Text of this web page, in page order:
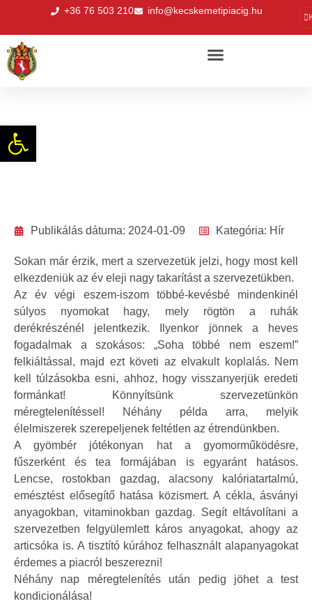
Eszköztár megnyitása
+36 76 503 210 info@kecskemetipiacig.hu
Publikálás dátuma: 2024-01-09 Kategória: Hír
Sokan már érzik, mert a szervezetük jelzi, hogy most kell
elkezdeniük az év eleji nagy takarítást a szervezetükben.
Az év végi eszem-iszom többé-kevésbé mindenkinél
súlyos nyomokat hagy, mely rögtön a ruhák
derékrészénél jelentkezik. Ilyenkor jönnek a heves
fogadalmak a szokásos: „Soha többé nem eszem!”
felkiáltással, majd ezt követi az elvakult koplalás. Nem
kell túlzásokba esni, ahhoz, hogy visszanyerjük eredeti
formánkat! Könnyítsünk szervezetünkön
méregtelenítéssel! Néhány példa arra, melyik
élelmiszerek szerepeljenek feltétlen az étrendünkben.
A gyömbér jótékonyan hat a gyomorműködésre,
fűszerként és tea formájában is egyaránt hatásos.
Lencse, rostokban gazdag, alacsony kalóriatartalmú,
emésztést elősegítő hatása közismert. A cékla, ásványi
anyagokban, vitaminokban gazdag. Segít eltávolítani a
szervezetben felgyülemlett káros anyagokat, ahogy az
articsóka is. A tisztító kúrához felhasznált alapanyagokat
érdemes a piacról beszerezni!
Néhány nap méregtelenítés után pedig jöhet a test
kondicionálása!